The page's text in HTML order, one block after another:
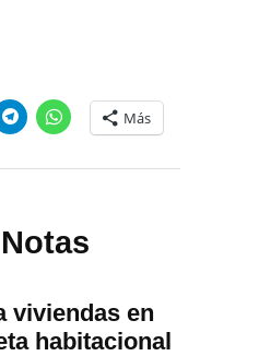
Más
viviendas en
habitacional